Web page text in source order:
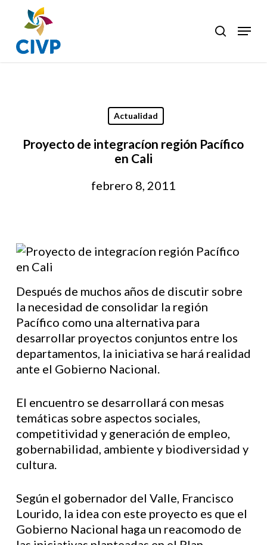
main
content
search
Menu
Actualidad
Proyecto de integracíon región Pacífico
en Cali
febrero 8, 2011
Después de muchos años de discutir sobre
la necesidad de consolidar la región
Pacífico como una alternativa para
desarrollar proyectos conjuntos entre los
departamentos, la iniciativa se hará realidad
ante el Gobierno Nacional.
El encuentro se desarrollará con mesas
temáticas sobre aspectos sociales,
competitividad y generación de empleo,
gobernabilidad, ambiente y biodiversidad y
cultura.
Según el gobernador del Valle, Francisco
Lourido, la idea con este proyecto es que el
Gobierno Nacional haga un reacomodo de
Close